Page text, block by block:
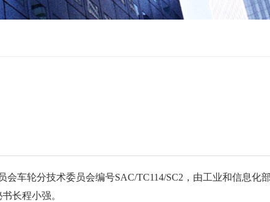
会车轮分技术委员会编号SAC/TC114/SC2，由工业和信息化
长程小强。